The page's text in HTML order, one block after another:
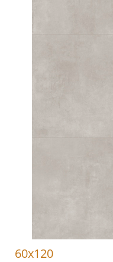
60x120